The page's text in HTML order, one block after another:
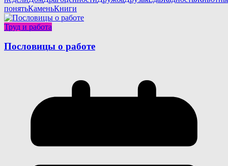
понятьКаменьКниги
Труд и работа
Пословицы о работе